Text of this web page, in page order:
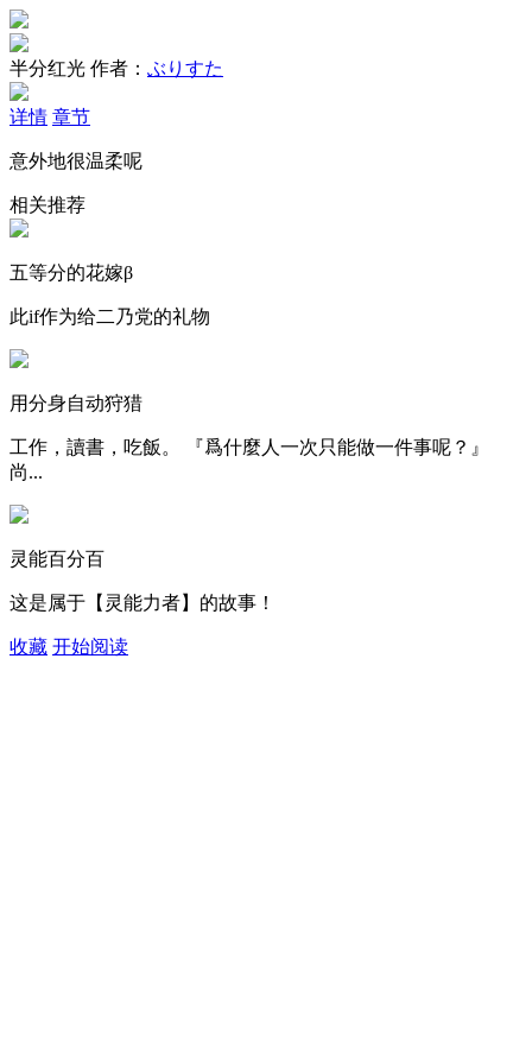
半分红光 作者： ぶりすた
详情 章节
意外地很温柔呢
相关推荐
五等分的花嫁β
此if作为给二乃党的礼物
用分身自动狩猎
工作，讀書，吃飯。 『爲什麼人一次只能做一件事呢？』
尚...
灵能百分百
这是属于【灵能力者】的故事！
收藏 开始阅读